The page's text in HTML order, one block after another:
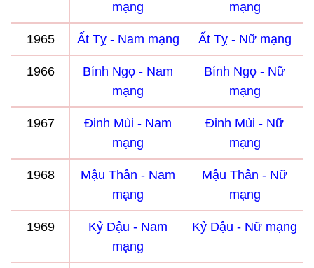
mạng
mạng
1965 Ất Tỵ - Nam mạng Ất Tỵ - Nữ mạng
1966
Bính Ngọ - Nam
mạng
Bính Ngọ - Nữ
mạng
1967
Đinh Mùi - Nam
mạng
Đinh Mùi - Nữ
mạng
1968
Mậu Thân - Nam
mạng
Mậu Thân - Nữ
mạng
1969
Kỷ Dậu - Nam
mạng
Kỷ Dậu - Nữ mạng